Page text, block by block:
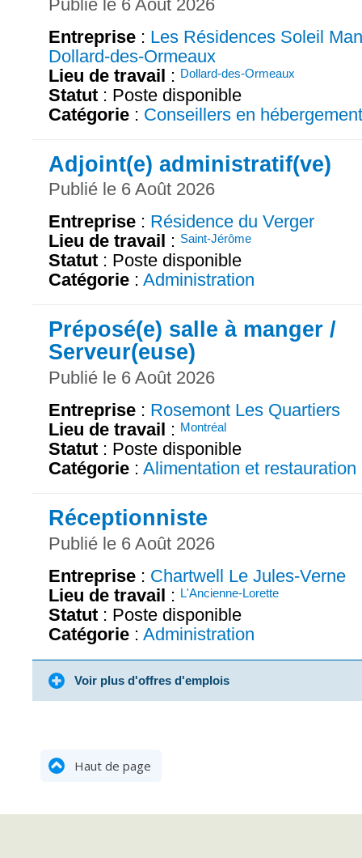
Publié le 6 Août 2026
Entreprise : Les Résidences Soleil
Dollard-des-Ormeaux
Lieu de travail : Dollard-des-Ormeaux
Statut : Poste disponible
Catégorie : Conseillers en hébergement
Adjoint(e) administratif(ve)
Publié le 6 Août 2026
Entreprise : Résidence du Verger
Lieu de travail : Saint-Jérôme
Statut : Poste disponible
Catégorie : Administration
Préposé(e) salle à manger /
Serveur(euse)
Publié le 6 Août 2026
Entreprise : Rosemont Les Quartiers
Lieu de travail : Montréal
Statut : Poste disponible
Catégorie : Alimentation et restauration
Réceptionniste
Publié le 6 Août 2026
Entreprise : Chartwell Le Jules-Verne
Lieu de travail : L'Ancienne-Lorette
Statut : Poste disponible
Catégorie : Administration
Voir plus d'offres d'emplois
Haut de page